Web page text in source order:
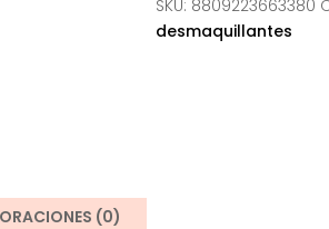
SKU: 8809223663380
desmaquillantes
(0)